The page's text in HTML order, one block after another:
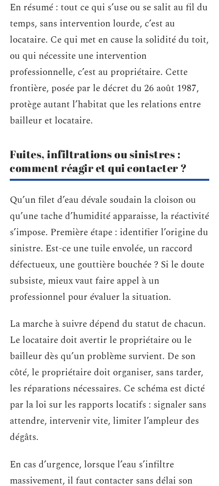
En résumé : tout ce qui s’use ou se salit au fil du
temps, sans intervention lourde, c’est au
locataire. Ce qui met en cause la solidité du toit,
ou qui nécessite une intervention
professionnelle, c’est au propriétaire. Cette
frontière, posée par le décret du 26 août 1987,
protège autant l’habitat que les relations entre
bailleur et locataire.
Fuites, infiltrations ou sinistres :
comment réagir et qui contacter ?
Qu’un filet d’eau dévale soudain la cloison ou
qu’une tache d’humidité apparaisse, la réactivité
s’impose. Première étape : identifier l’origine du
sinistre. Est-ce une tuile envolée, un raccord
défectueux, une gouttière bouchée ? Si le doute
subsiste, mieux vaut faire appel à un
professionnel pour évaluer la situation.
La marche à suivre dépend du statut de chacun.
Le locataire doit avertir le propriétaire ou le
bailleur dès qu’un problème survient. De son
côté, le propriétaire doit organiser, sans tarder,
les réparations nécessaires. Ce schéma est dicté
par la loi sur les rapports locatifs : signaler sans
attendre, intervenir vite, limiter l’ampleur des
dégâts.
En cas d’urgence, lorsque l’eau s’infiltre
massivement, il faut contacter sans délai son